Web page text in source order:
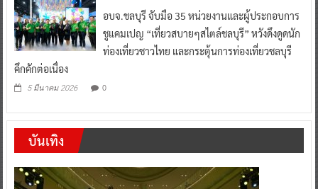
อบจ.ชลบุรี จับมือ 35 หน่วยงานและผู้ประกอบการ
ชูแคมเปญ “เที่ยวสบายๆสไตล์ชลบุรี” หวังดึงดูดนัก
ท่องเที่ยวชาวไทย และกระตุ้นการท่องเที่ยวชลบุรี
คึกคักต่อเนื่อง
5 มีนาคม 2026 0
บันเทิง